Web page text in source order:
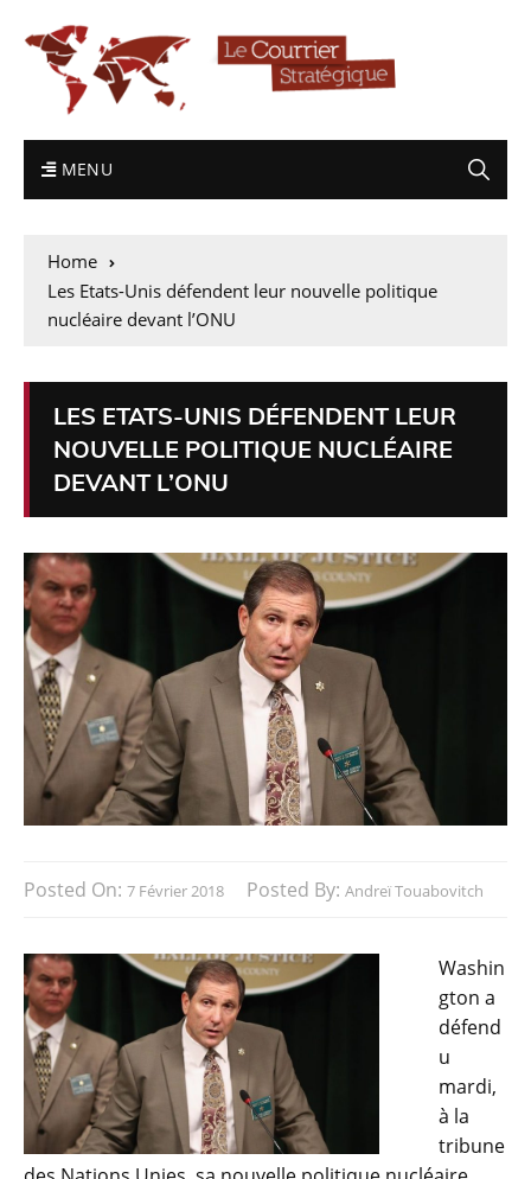
MENU
Home
Les Etats-Unis défendent leur nouvelle politique
nucléaire devant l’ONU
LES ETATS-UNIS DÉFENDENT LEUR
NOUVELLE POLITIQUE NUCLÉAIRE
DEVANT L’ONU
Posted On: 7 Février 2018 Posted By: Andreï Touabovitch
Washin
gton a
défend
u
mardi,
à la
tribune